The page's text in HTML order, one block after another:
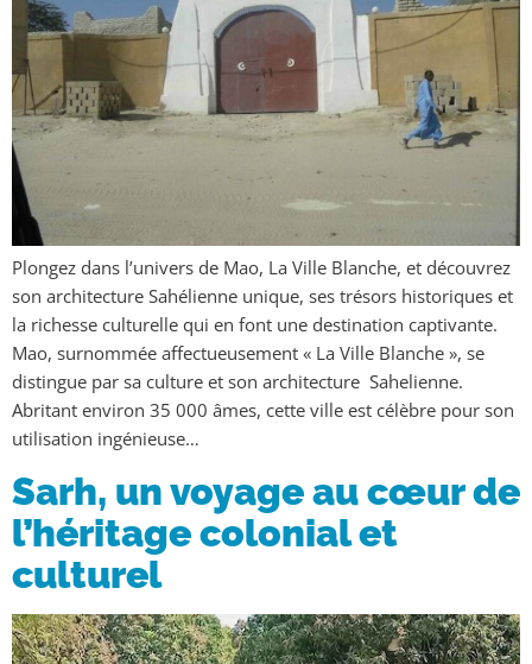
Plongez dans l’univers de Mao, La Ville Blanche, et découvrez
son architecture Sahélienne unique, ses trésors historiques et
la richesse culturelle qui en font une destination captivante.
Mao, surnommée affectueusement « La Ville Blanche », se
distingue par sa culture et son architecture Sahelienne.
Abritant environ 35 000 âmes, cette ville est célèbre pour son
utilisation ingénieuse…
Sarh, un voyage au cœur de
l’héritage colonial et
culturel